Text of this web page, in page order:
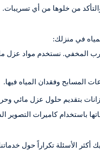
من خلوها من أي تسريبات.
في منزلك:
المخفي. نستخدم مواد عزل
المسابح وفقدان المياه فيها.
بتقديم حلول عزل مائي
باستخدام كاميرات التصوير
الأسئلة تكراراً حول